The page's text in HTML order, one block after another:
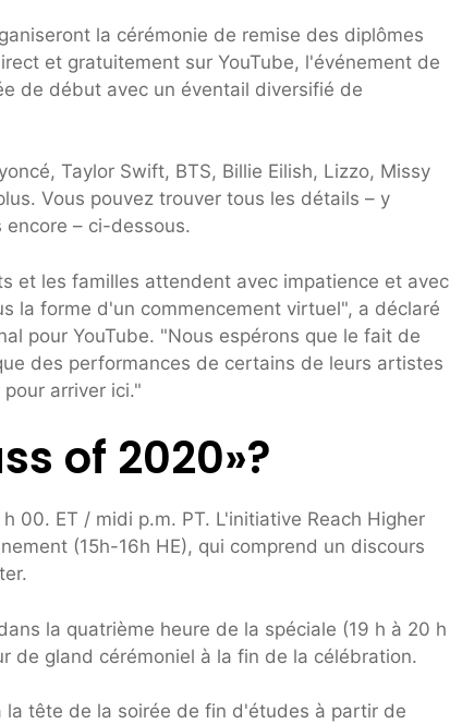
la cérémonie de remise des diplômes
et gratuitement sur YouTube, l'événement de
de début avec un éventail diversifié de
Taylor Swift, BTS, Billie Eilish, Lizzo, Missy
Vous pouvez trouver tous les détails – y
– ci-dessous.
et les familles attendent avec impatience et avec
la forme d'un commencement virtuel", a déclaré
pour YouTube. "Nous espérons que le fait de
des performances de certains de leurs artistes
arriver ici."
of 2020»?
00. ET / midi p.m. PT. L'initiative Reach Higher
(15h-16h HE), qui comprend un discours
la quatrième heure de la spéciale (19 h à 20 h
de gland cérémoniel à la fin de la célébration.
la tête de la soirée de fin d'études à partir de